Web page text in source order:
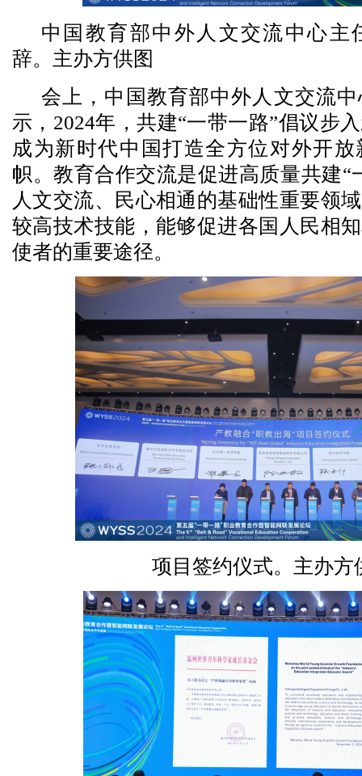
中国教育部中外人文交流中心主
辞。主办方供图
会上，中国教育部中外人文交流
示，2024年，共建“一带一路”倡议步
成为新时代中国打造全方位对外开
帜。教育合作交流是促进高质量共建“
人文交流、民心相通的基础性重要领
较高技术技能，能够促进各国人民相
使者的重要途径。
项目签约仪式。主办方